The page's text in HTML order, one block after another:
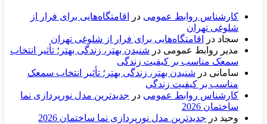
کارشناس روابط عمومی در
اقامتگاه‌هایی برای فرار از
شلوغی تهران
سجاد در
اقامتگاه‌هایی برای فرار از شلوغی تهران
مدیر روابط عمومی در شنیدن بهتر، زندگی بهتر؛ تأثیر انتخاب
سمعک مناسب بر کیفیت زندگی
سامانی در شنیدن بهتر، زندگی بهتر؛ تأثیر انتخاب سمعک
مناسب بر کیفیت زندگی
کارشناس روابط عمومی در جدیدترین مدل نورپردازی نما
ساختمان 2026
وحید در جدیدترین مدل نورپردازی نما ساختمان 2026